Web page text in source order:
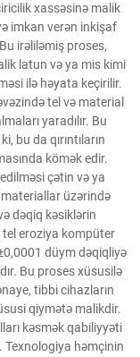
xassəsinə malik
imkan verən inkişaf
irəliləmiş proses,
latun və ya mis kimi
ilə həyata keçirilir.
tel və material
yaradılır. Bu
bu da qırıntıların
kömək edir.
çətin və ya
üzərində
dəqiq kəsiklərin
tel eroziya kompüter
düym dəqiqliyə
Bu proses xüsusilə
tibbi cihazların
qiymətə malikdir.
kəsmək qabiliyyəti
Texnologiya həmçinin